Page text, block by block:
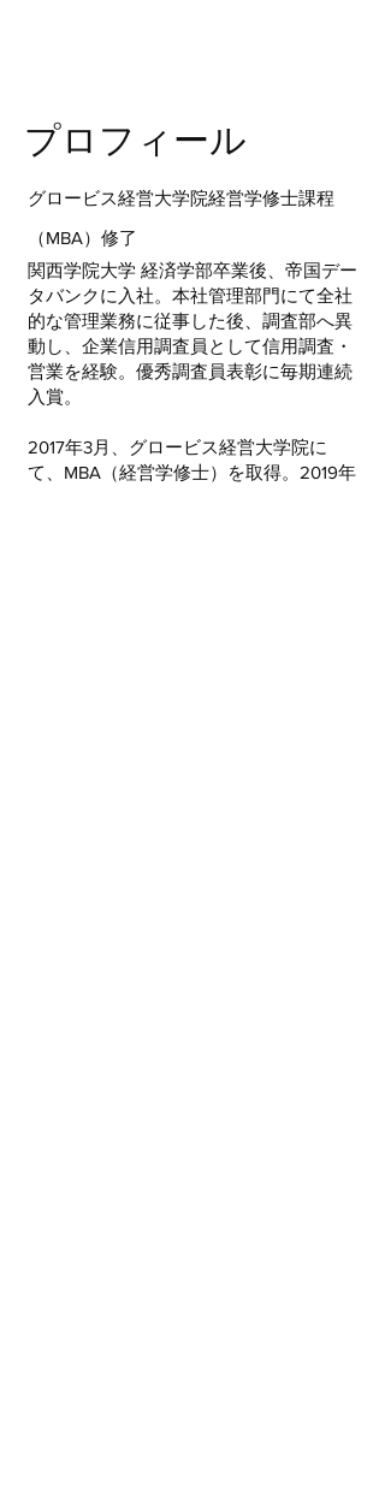
プロフィール
グロービス経営大学院経営学修士課程
（MBA）修了
関西学院大学 経済学部卒業後、帝国デー
タバンクに入社。本社管理部門にて全社
的な管理業務に従事した後、調査部へ異
動し、企業信用調査員として信用調査・
営業を経験。優秀調査員表彰に毎期連続
入賞。
2017年3月、グロービス経営大学院に
て、MBA（経営学修士）を取得。2019年